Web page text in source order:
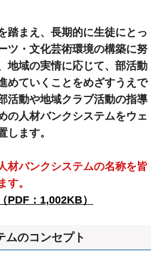
踏まえ、長期的に生徒にとっ
ツ・文化芸術環境の構築に努
地域の実情に応じて、部活動
めていくことをめざすうえで
活動や地域クラブ活動の指導
の人材バンクシステムをウェ
します。
材バンクシステムの名称を皆
す。
PDF：1,002KB）
ムのコンセプト